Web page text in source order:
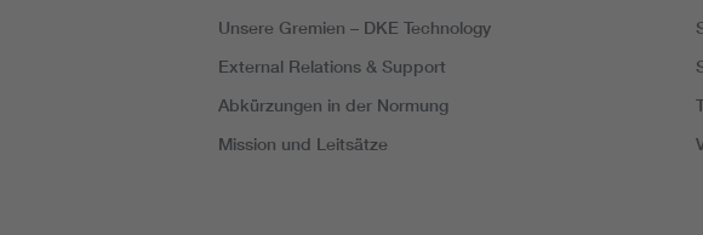
Unsere Gremien – DKE Technology
External Relations & Support
Abkürzungen in der Normung
Mission und Leitsätze